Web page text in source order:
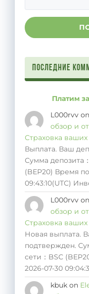
Последние
Платим
L000rvv on
обзор и
Страховка ваших
Выплата. Ваш
Сумма депозита
(BEP20) Время
09:43:10(UTC)
L000rvv on
обзор и
Страховка ваших
Новая выплата.
подтвержден.
сети：BSC
2026-07-30
kbuk on